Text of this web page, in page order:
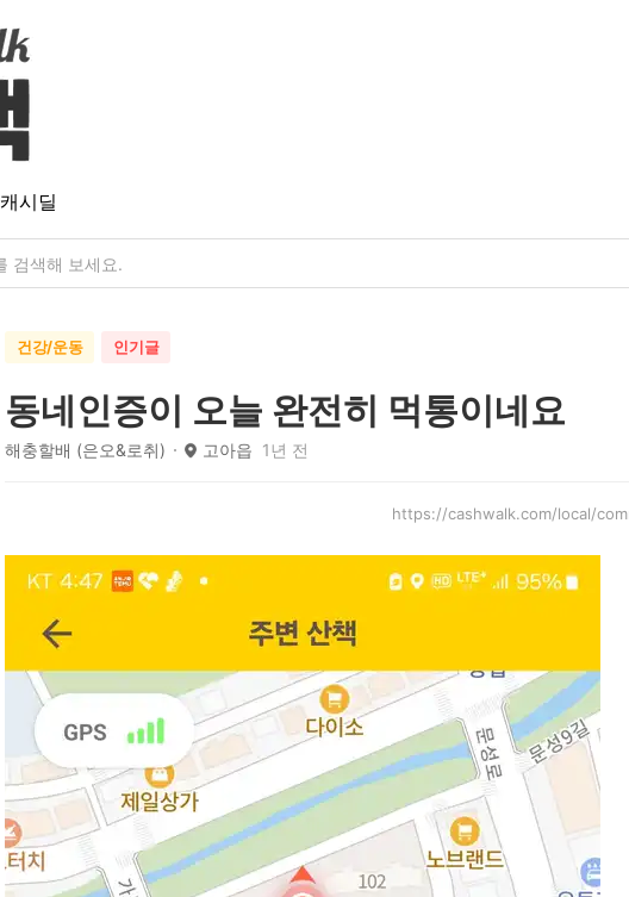
캐시딜
건강/운동 인기글
동네인증이 오늘 완전히 먹통이네요
해충할배 (은오&로취) 고아읍 1년 전
https://cashwalk.com/local/